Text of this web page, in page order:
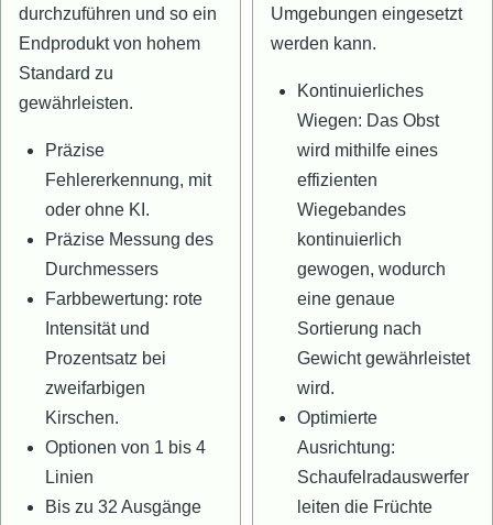
durchzuführen und so ein
Endprodukt von hohem
Standard zu
gewährleisten.
Präzise
Fehlererkennung, mit
oder ohne KI.
Präzise Messung des
Durchmessers
Farbbewertung: rote
Intensität und
Prozentsatz bei
zweifarbigen
Kirschen.
Optionen von 1 bis 4
Linien
Bis zu 32 Ausgänge
Umgebungen eingesetzt
werden kann.
Kontinuierliches
Wiegen: Das Obst
wird mithilfe eines
effizienten
Wiegebandes
kontinuierlich
gewogen, wodurch
eine genaue
Sortierung nach
Gewicht gewährleistet
wird.
Optimierte
Ausrichtung:
Schaufelradauswerfer
leiten die Früchte